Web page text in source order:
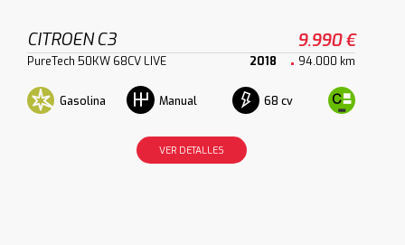
CITROEN C3 9.990 €
PureTech 50KW 68CV LIVE 2018 94.000 km
Gasolina Manual 68 cv
VER DETALLES